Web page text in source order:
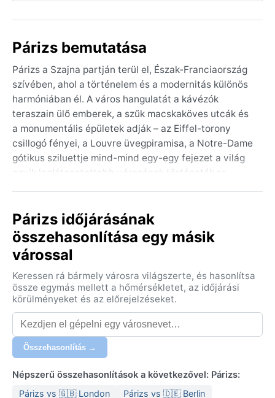
Párizs bemutatása
Párizs a Szajna partján terül el, Észak-Franciaország
szívében, ahol a történelem és a modernitás különös
harmóniában él. A város hangulatát a kávézók
teraszain ülő emberek, a szűk macskaköves utcák és
a monumentális épületek adják – az Eiffel-torony
csillogó fényei, a Louvre üvegpiramisa, a Notre-Dame
gótikus sziluettje mind-mind egy-egy fejezet a világ
egyik leglátogatottabb városának történetében.
templomtornyok és paloták tagolják. Az utcák
nyüzsgése mellett ott vannak a csendes kertvárosi
negyedek, a Montmartre bohém sikátorai és a Szajna
partján kirakodó antikváriusok.
Éghajlata az óceáni (Cfb) besorolást követi: enyhe, de
csapadékos egész évben. A nyarak kellemesek, 20–25
Celsius-fok körüli hőmérséklettel, ám időnként
hőhullámok is elérik a várost, amikor a hőmérő 35
fokig is kúszhat. A tél hűvös, 2–8 fok között mozog, a
havazás ritka és rövid életű – leginkább latyakos
napokra érdemes számítani. A csapadék eloszlása
Párizs időjárásának
összehasonlítása egy másik
várossal
Keressen rá bármely városra világszerte, és hasonlítsa
össze egymás mellett a hőmérsékletet, az időjárási
körülményeket és az előrejelzéseket.
Összehasonlítás →
Népszerű összehasonlítások a következővel: Párizs:
Párizs vs 🇬🇧 London
Párizs vs 🇩🇪 Berlin